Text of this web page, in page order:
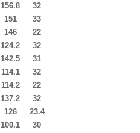
156.8
32
151
33
146
22
124.2
32
142.5
31
114.1
32
114.2
22
137.2
32
126
23.4
100.1
30